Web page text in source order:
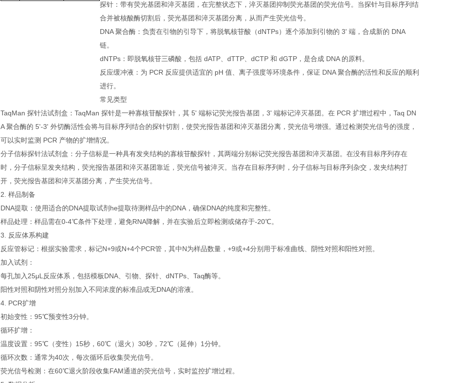
探针：带有荧光基团和淬灭基团，在完整状态下，淬灭基团抑制荧光基团的荧光信号。当探针与目标序列结
合并被核酸酶切割后，荧光基团和淬灭基团分离，从而产生荧光信号。
DNA 聚合酶：负责在引物的引导下，将脱氧核苷酸（dNTPs）逐个添加到引物的 3' 端，合成新的 DNA
链。
dNTPs：即脱氧核苷三磷酸，包括 dATP、dTTP、dCTP 和 dGTP，是合成 DNA 的原料。
反应缓冲液：为 PCR 反应提供适宜的 pH 值、离子强度等环境条件，保证 DNA 聚合酶的活性和反应的顺利
进行。
常见类型
TaqMan 探针法试剂盒：TaqMan 探针是一种寡核苷酸探针，其 5' 端标记荧光报告基团，3' 端标记淬灭基团。在 PCR 扩增过程中，Taq DN
A 聚合酶的 5'-3' 外切酶活性会将与目标序列结合的探针切割，使荧光报告基团和淬灭基团分离，荧光信号增强。通过检测荧光信号的强度，
可以实时监测 PCR 产物的扩增情况。
分子信标探针法试剂盒：分子信标是一种具有发夹结构的寡核苷酸探针，其两端分别标记荧光报告基团和淬灭基团。在没有目标序列存在
时，分子信标呈发夹结构，荧光报告基团和淬灭基团靠近，荧光信号被淬灭。当存在目标序列时，分子信标与目标序列杂交，发夹结构打
开，荧光报告基团和淬灭基团分离，产生荧光信号。
2. 样品制备
DNA提取：使用适合的DNA提取试剂he提取待测样品中的DNA，确保DNA的纯度和完整性。
样品处理：样品需在0-4℃条件下处理，避免RNA降解，并在实验后立即检测或储存于-20℃。
3. 反应体系构建
反应管标记：根据实验需求，标记N+9或N+4个PCR管，其中N为样品数量，+9或+4分别用于标准曲线、阴性对照和阳性对照。
加入试剂：
每孔加入25μL反应体系，包括模板DNA、引物、探针、dNTPs、Taq酶等。
阳性对照和阴性对照分别加入不同浓度的标准品或无DNA的溶液。
4. PCR扩增
初始变性：95℃预变性3分钟。
循环扩增：
温度设置：95℃（变性）15秒，60℃（退火）30秒，72℃（延伸）1分钟。
循环次数：通常为40次，每次循环后收集荧光信号。
荧光信号检测：在60℃退火阶段收集FAM通道的荧光信号，实时监控扩增过程。